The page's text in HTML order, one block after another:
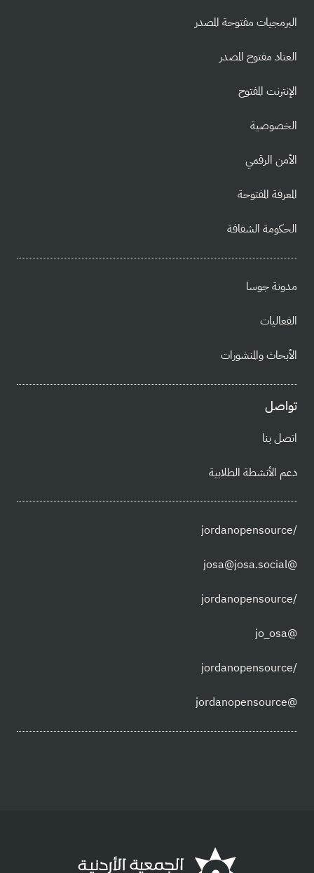
البرمجيات مفتوحة المصدر
العتاد مفتوح المصدر
الإنترنت المفتوح
الخصوصية
الأمن الرقمي
المعرفة المفتوحة
الحكومة الشفافة
مدونة جوسا
الفعاليات
الأبحاث والمنشورات
تواصل
اتصل بنا
دعم الأنشطة الطلابية
/jordanopensource
@josa@josa.social
/jordanopensource
@jo_osa
/jordanopensource
@jordanopensource